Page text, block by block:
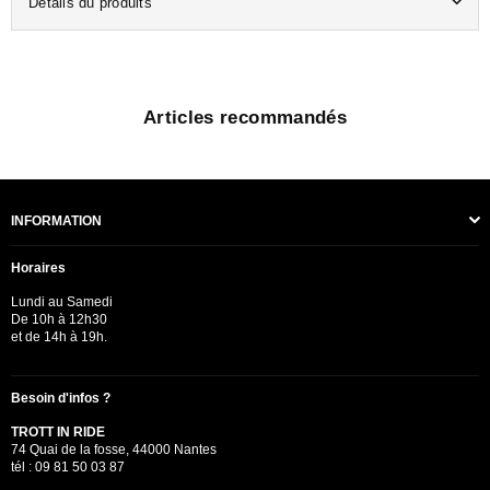
Articles recommandés
INFORMATION
Horaires
Lundi au Samedi
De 10h à 12h30
et de 14h à 19h.
Besoin d'infos ?
TROTT IN RIDE
74 Quai de la fosse, 44000 Nantes
tél : 09 81 50 03 87